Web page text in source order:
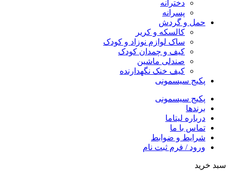
دخترانه
پسرانه
حمل و گردش
کالسکه و کریر
ساک لوازم نوزاد و کودک
کیف و چمدان کودک
صندلی ماشین
کیف خنک نگهدارنده
پکیج سیسمونی
پکیج سیسمونی
برندها
درباره لیتاما
تماس با ما
شرایط و ضوابط
ورود / فرم ثبت نام
سبد خرید